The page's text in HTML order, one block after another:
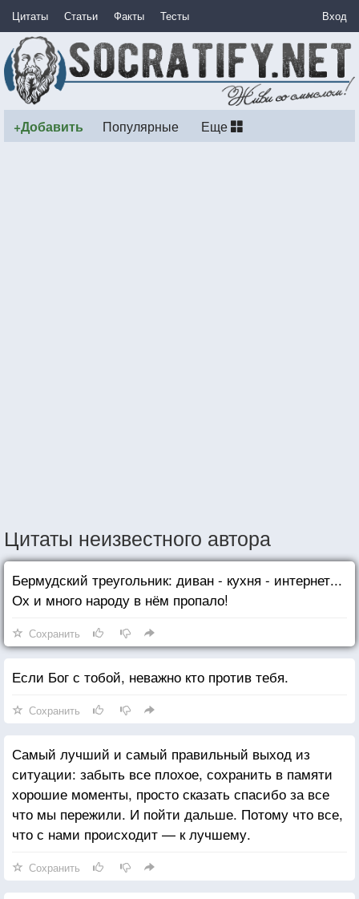
Цитаты Статьи Факты Тесты Вход
+Добавить Популярные Еще
Цитаты неизвестного автора
Бермудский треугольник: диван - кухня - интернет...
Ох и много народу в нём пропало!
Сохранить
Если Бог с тобой, неважно кто против тебя.
Сохранить
Самый лучший и самый правильный выход из
ситуации: забыть все плохое, сохранить в памяти
хорошие моменты, просто сказать спасибо за все
что мы пережили. И пойти дальше. Потому что все,
что с нами происходит — к лучшему.
Сохранить